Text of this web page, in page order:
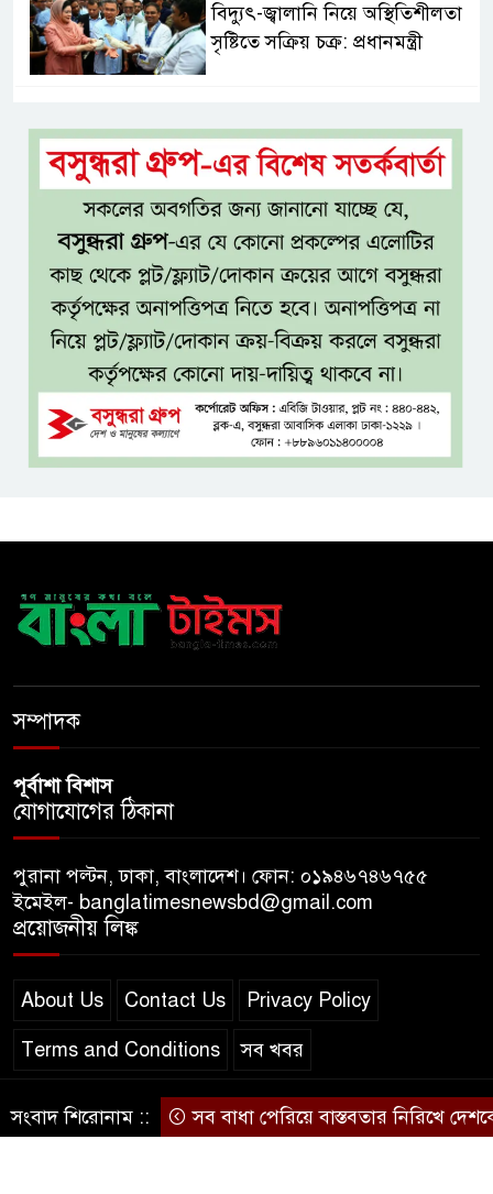
বিদ্যুৎ-জ্বালানি নিয়ে অস্থিতিশীলতা
সৃষ্টিতে সক্রিয় চক্র: প্রধানমন্ত্রী
সেনাসদস্য হাফিজুর রহমানকে
পুনরায় গ্রেপ্তার
হাসিনাকে ঘিরে ঢাকা-দিল্লি সম্পর্কে
নতুন টানাপোড়েন
মজুদদারির বিরুদ্ধে বিশেষ ক্ষমতা
আইন প্রয়োগের হুঁশিয়ারি আইনমন্ত্রীর
বিশ্বকাপে মেসিকে লক্ষ্য করে
হামলার হুমকি, নিশানায় ছিলেন
প্রধানমন্ত্রীর প্রথম চট্টগ্রাম সফর,
জুলাই গণঅভ্যুত্থানের কৃতিত্ব পুরো
সম্পাদক
পূর্বাশা বিশাস
যোগাযোগের ঠিকানা
পুরানা পল্টন, ঢাকা, বাংলাদেশ। ফোন: ০১৯৪৬৭৪৬৭৫৫
ইমেইল- banglatimesnewsbd@gmail.com
প্রয়োজনীয় লিঙ্ক
About Us Contact Us Privacy Policy
Terms and Conditions সব খবর
© স্বত্ব বাংলা-টাইমস ২০২০-২০২৪
সংবাদ শিরোনাম :: সব বাধা পেরিয়ে বাস্তবতার নিরিখে দেশকে